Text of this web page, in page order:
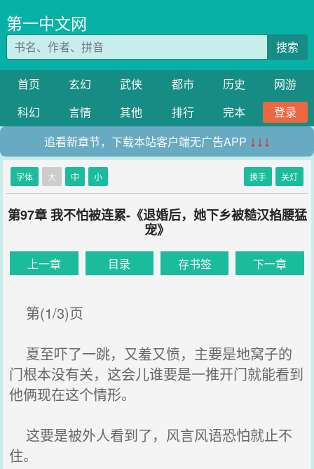
第一中文网
搜索
首页 玄幻 武侠 都市 历史
网游
科幻
言情 其他 排行 完本
登录
追看新章节，下载本站客户端无广告APP ↓↓↓
字体 大 中 小 换手 关灯
第97章 我不怕被连累-《退婚后，她下乡被糙汉掐腰猛
宠》
上一章 目录 存书签 下一章
第(1/3)页
夏至吓了一跳，又羞又愤，主要是地窝子的
门根本没有关，这会儿谁要是一推开门就能看到
他俩现在这个情形。
这要是被外人看到了，风言风语恐怕就止不
住。